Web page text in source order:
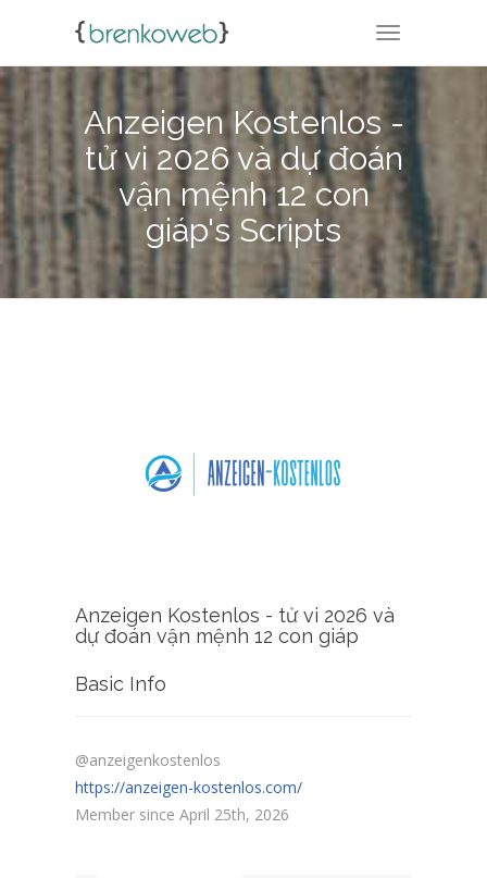
TOGGLE
Anzeigen Kostenlos -
tử vi 2026 và dự đoán
vận mệnh 12 con
giáp's Scripts
Anzeigen Kostenlos - tử vi 2026 và
dự đoán vận mệnh 12 con giáp
Basic Info
@anzeigenkostenlos
https://anzeigen-kostenlos.com/
Member since April 25th, 2026